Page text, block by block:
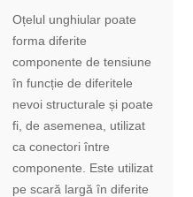
Oțelul unghiular poate
forma diferite
componente de tensiune
în funcție de diferitele
nevoi structurale și poate
fi, de asemenea, utilizat
ca conectori între
componente. Este utilizat
pe scară largă în diferite